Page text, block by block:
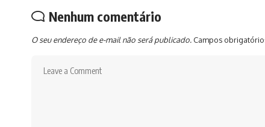
Nenhum comentário
O seu endereço de e-mail não será publicado. Campos